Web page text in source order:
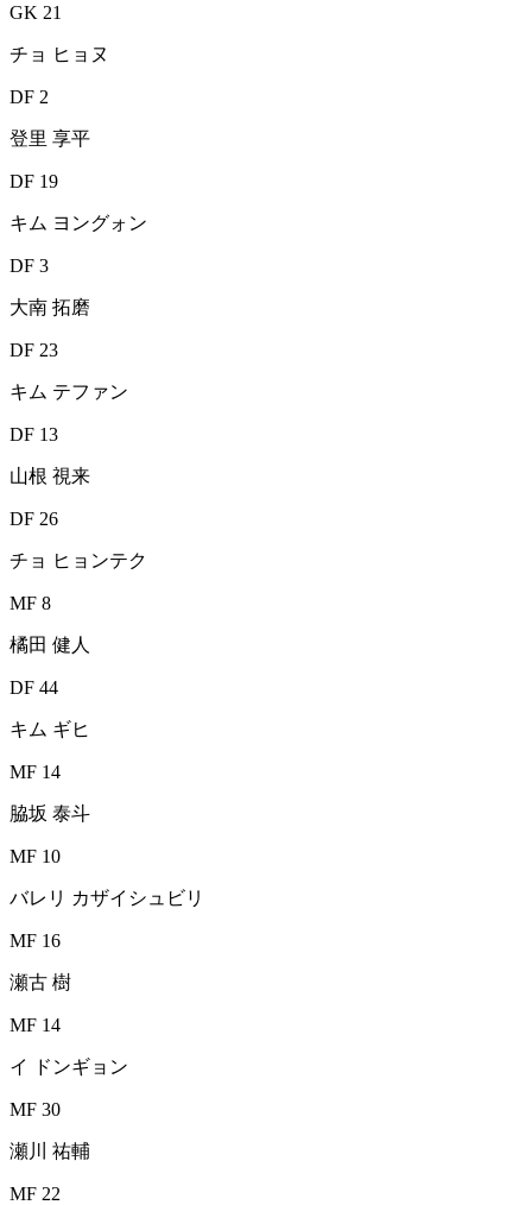
GK 21
チョ ヒョヌ
DF 2
登里 享平
DF 19
キム ヨングォン
DF 3
大南 拓磨
DF 23
キム テファン
DF 13
山根 視来
DF 26
チョ ヒョンテク
MF 8
橘田 健人
DF 44
キム ギヒ
MF 14
脇坂 泰斗
MF 10
バレリ カザイシュビリ
MF 16
瀬古 樹
MF 14
イ ドンギョン
MF 30
瀬川 祐輔
MF 22